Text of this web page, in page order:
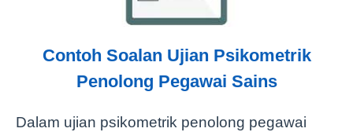
Contoh Soalan Ujian Psikometrik
Penolong Pegawai Sains
Dalam ujian psikometrik penolong pegawai